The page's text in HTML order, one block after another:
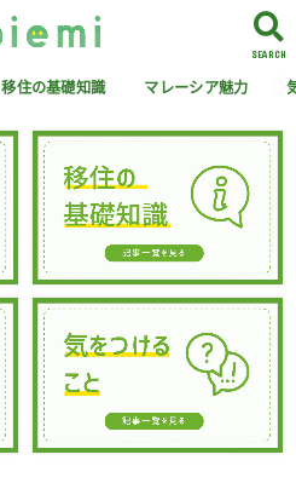
SEARCH
移住の基礎知識 マレーシア魅力